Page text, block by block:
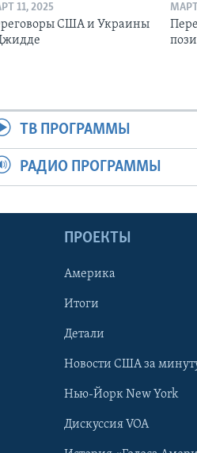
11, 2025
США и Украины
МАРТ
ТВ ПРОГРАММЫ
РАДИО ПРОГРАММЫ
ПРОЕКТЫ
Америка
Итоги
Детали
Новости США за
Нью-Йорк New York
Дискуссия VOA